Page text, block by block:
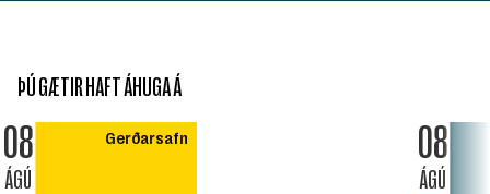
ÞÚ GÆTIR HAFT ÁHUGA Á
08
ÁGÚ
Gerðarsafn 08
ÁGÚ